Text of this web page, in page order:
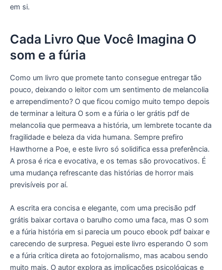
em si.
Cada Livro Que Você Imagina O
som e a fúria
Como um livro que promete tanto consegue entregar tão
pouco, deixando o leitor com um sentimento de melancolia
e arrependimento? O que ficou comigo muito tempo depois
de terminar a leitura O som e a fúria o ler grátis pdf de
melancolia que permeava a história, um lembrete tocante da
fragilidade e beleza da vida humana. Sempre prefiro
Hawthorne a Poe, e este livro só solidifica essa preferência.
A prosa é rica e evocativa, e os temas são provocativos. É
uma mudança refrescante das histórias de horror mais
previsíveis por aí.
A escrita era concisa e elegante, com uma precisão pdf
grátis baixar cortava o barulho como uma faca, mas O som
e a fúria história em si parecia um pouco ebook pdf baixar e
carecendo de surpresa. Peguei este livro esperando O som
e a fúria crítica direta ao fotojornalismo, mas acabou sendo
muito mais. O autor explora as implicações psicológicas e